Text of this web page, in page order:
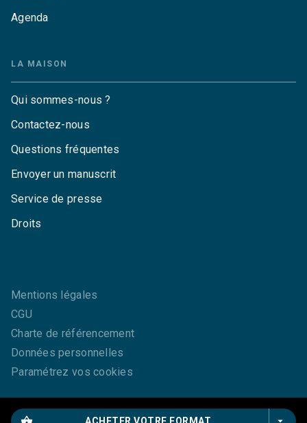
Agenda
LA MAISON
Qui sommes-nous ?
Contactez-nous
Questions fréquentes
Envoyer un manuscrit
Service de presse
Droits
Mentions légales
CGU
Charte de référencement
Données personnelles
Paramétrez vos cookies